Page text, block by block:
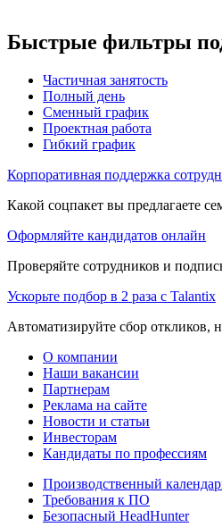
Быстрые фильтры
Частичная занятость
Полный день
Сменный график
Проектная работа
Гибкий график
Корпоративная поддержка
Какой соцпакет вы предлагаете
Оформляйте кандидатов онлайн
Проверяйте сотрудников и
Ускорьте подбор в 2 раза с Talantix
Автоматизируйте сбор откликов,
О компании
Наши вакансии
Партнерам
Реклама на сайте
Новости и статьи
Инвесторам
Кандидаты по профессиям
Производственный
Требования к ПО
Безопасный HeadHunter